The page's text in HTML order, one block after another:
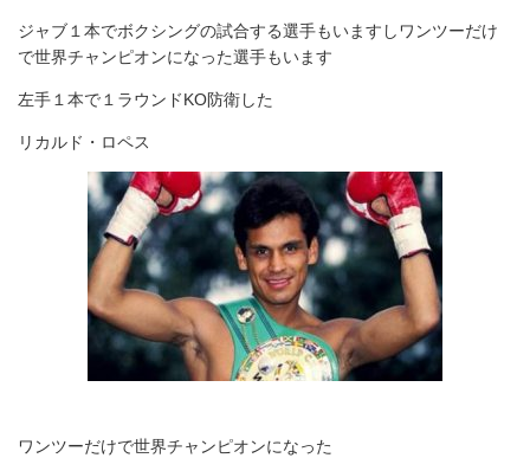
ジャブ１本でボクシングの試合する選手もいますしワンツーだけ
で世界チャンピオンになった選手もいます
左手１本で１ラウンドKO防衛した
リカルド・ロペス
ワンツーだけで世界チャンピオンになった